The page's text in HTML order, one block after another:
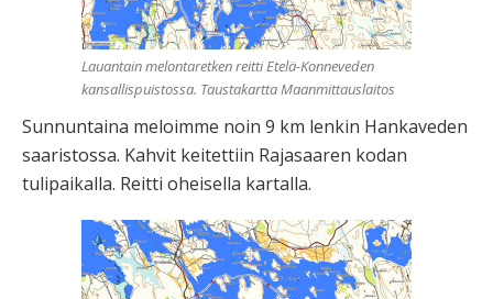
Lauantain melontaretken reitti Etelä-Konneveden
kansallispuistossa. Taustakartta Maanmittauslaitos
Sunnuntaina meloimme noin 9 km lenkin Hankaveden
saaristossa. Kahvit keitettiin Rajasaaren kodan
tulipaikalla. Reitti oheisella kartalla.